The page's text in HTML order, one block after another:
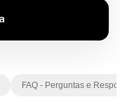
FAQ - Perguntas e